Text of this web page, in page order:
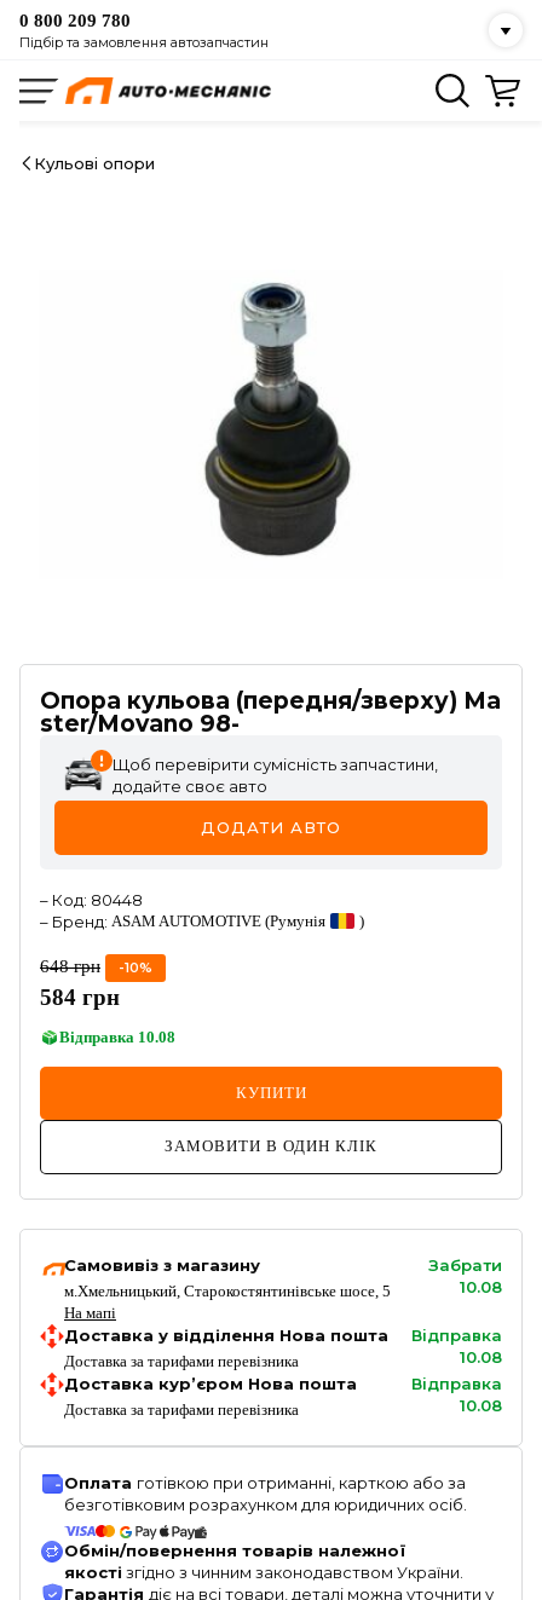
0 800 209 780
Підбір та замовлення автозапчастин
Кульові опори
Опора кульова (передня/зверху) Ma
ster/Movano 98-
Щоб перевірити сумісність запчастини,
додайте своє авто
ДОДАТИ АВТО
– Код: 80448
– Бренд: ASAM AUTOMOTIVE (Румунія )
648 грн -10%
584 грн
Відправка 10.08
КУПИТИ
ЗАМОВИТИ В ОДИН КЛІК
Самовивіз з магазину
м.Хмельницький, Старокостянтинівське шосе, 5
На мапі
Забрати
10.08
Доставка у відділення Нова пошта
Доставка за тарифами перевізника
Відправка
10.08
Доставка кур’єром Нова пошта
Доставка за тарифами перевізника
Відправка
10.08
Оплата готівкою при отриманні, карткою або за
безготівковим розрахунком для юридичних осіб.
Обмін/повернення товарів належної
якості згідно з чинним законодавством України.
Гарантія діє на всі товари, деталі можна уточнити у